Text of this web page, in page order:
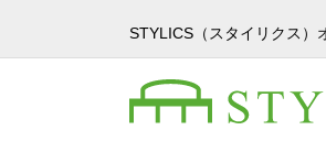
STYLICS（スタイリクス）